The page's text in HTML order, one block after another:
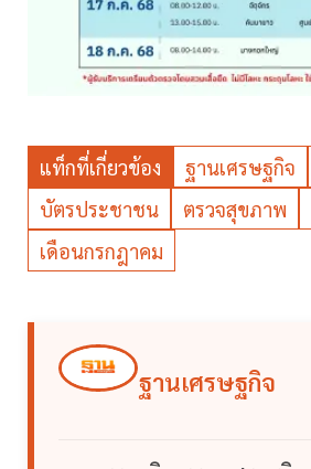
แท็กที่เกี่ยวข้อง ฐานเศรษฐกิจ
บัตรประชาชน
ตรวจสุขภาพ
เดือนกรกฎาคม
ฐานเศรษฐกิจ